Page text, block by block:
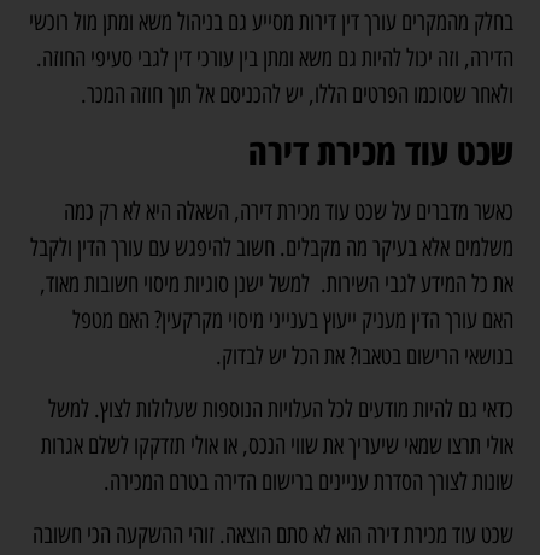
בחלק מהמקרים עורך דין דירות מסייע גם בניהול משא ומתן מול רוכשי
הדירה, וזה יכול להיות גם משא ומתן בין עורכי דין לגבי סעיפי החוזה.
ולאחר שסוכמו הפרטים הללו, יש להכניסם אל תוך חוזה המכר.
שכט עוד מכירת דירה
כאשר מדברים על שכט עוד מכירת דירה, השאלה היא לא רק כמה
משלמים אלא בעיקר מה מקבלים. חשוב להיפגש עם עורך הדין ולקבל
את כל המידע לגבי השירות. למשל ישנן סוגיות מיסוי חשובות מאוד,
האם עורך הדין מעניק ייעוץ בענייני מיסוי מקרקעין? האם מטפל
בנושאי הרישום בטאבו? את הכל יש לבדוק.
כדאי גם להיות מודעים לכל העלויות הנוספות שעלולות לצוץ. למשל
אולי תרצו שמאי שיעריך את שווי הנכס, או אולי תזדקקו לשלם אגרות
שונות לצורך הסדרת עניינים ברישום הדירה בטרם המכירה.
שכט עוד מכירת דירה הוא לא סתם הוצאה. זוהי ההשקעה הכי חשובה